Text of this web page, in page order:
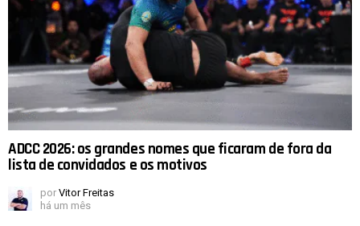
ADCC 2026: os grandes nomes que ficaram de fora da
lista de convidados e os motivos
por Vitor Freitas
há um mês